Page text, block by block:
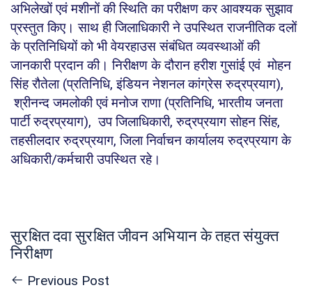
अभिलेखों एवं मशीनों की स्थिति का परीक्षण कर आवश्यक सुझाव
प्रस्तुत किए। साथ ही जिलाधिकारी ने उपस्थित राजनीतिक दलों
के प्रतिनिधियों को भी वेयरहाउस संबंधित व्यवस्थाओं की
जानकारी प्रदान की। निरीक्षण के दौरान हरीश गुसांई एवं मोहन
सिंह रौतेला (प्रतिनिधि, इंडियन नेशनल कांग्रेस रुद्रप्रयाग),
श्रीनन्द जमलोकी एवं मनोज राणा (प्रतिनिधि, भारतीय जनता
पार्टी रुद्रप्रयाग), उप जिलाधिकारी, रुद्रप्रयाग सोहन सिंह,
तहसीलदार रुद्रप्रयाग, जिला निर्वाचन कार्यालय रुद्रप्रयाग के
अधिकारी/कर्मचारी उपस्थित रहे।
सुरक्षित दवा सुरक्षित जीवन अभियान के तहत संयुक्त
निरीक्षण
Previous Post